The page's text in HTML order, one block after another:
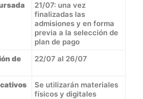
21/07: una vez
finalizadas las
admisiones y en forma
previa a la selección de
plan de pago
de
22/07 al 26/07
Se utilizarán materiales
físicos y digitales